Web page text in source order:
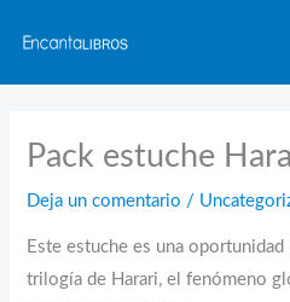
contenido
Pack estuche
Deja un comentario /
Este estuche es una oportunidad
trilogía de Harari, el fenómeno